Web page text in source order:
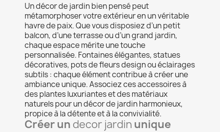
Un décor de jardin bien pensé peut
métamorphoser votre extérieur en un véritable
havre de paix. Que vous disposiez d’un petit
balcon, d’une terrasse ou d’un grand jardin,
chaque espace mérite une touche
personnalisée. Fontaines élégantes, statues
décoratives, pots de fleurs design ou éclairages
subtils : chaque élément contribue à créer une
ambiance unique. Associez ces accessoires à
des plantes luxuriantes et des matériaux
naturels pour un décor de jardin harmonieux,
propice à la détente et à la convivialité.
Créer un decor jardin unique